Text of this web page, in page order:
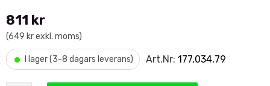
811 kr
(649 kr exkl. moms)
• I lager (3-8 dagars leverans) Art.Nr: 177,034,79